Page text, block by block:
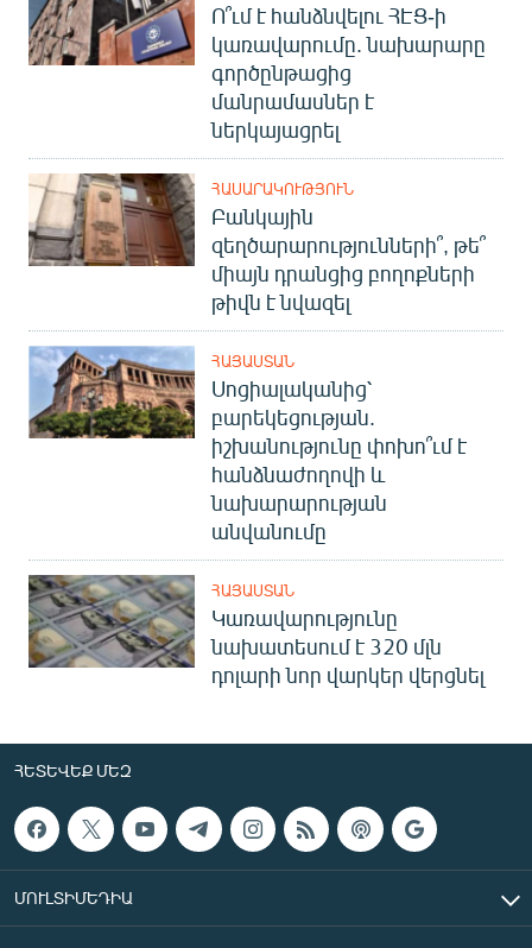
Ո՞ւմ է հանձնվելու ՀԷՑ-ի
կառավարումը. նախարարը
գործընթացից
մանրամասներ է
ներկայացրել
ՀԱՍԱՐԱԿՈՒԹՅՈՒՆ
Բանկային
զեղծարարությունների՞, թե՞
միայն դրանցից բողոքների
թիվն է նվազել
ՀԱՅԱՍՏԱՆ
Սոցիալականից՝
բարեկեցության.
իշխանությունը փոխո՞ւմ է
հանձնաժողովի և
նախարարության
անվանումը
ՀԱՅԱՍՏԱՆ
Կառավարությունը
նախատեսում է 320 մլն
դոլարի նոր վարկեր վերցնել
ՀԵՏԵՎԵՔ ՄԵԶ
ՄՈՒԼՏԻՄԵԴԻԱ